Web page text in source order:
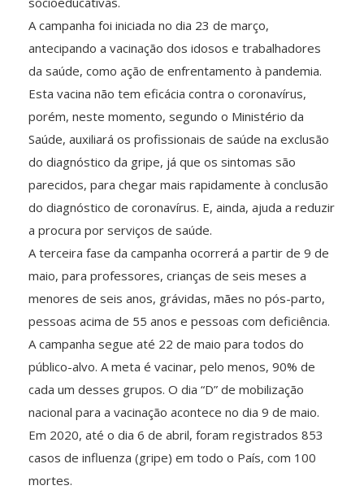
A campanha foi iniciada no dia 23 de março,
antecipando a vacinação dos idosos e trabalhadores
da saúde, como ação de enfrentamento à pandemia.
Esta vacina não tem eficácia contra o coronavírus,
porém, neste momento, segundo o Ministério da
Saúde, auxiliará os profissionais de saúde na exclusão
do diagnóstico da gripe, já que os sintomas são
parecidos, para chegar mais rapidamente à conclusão
do diagnóstico de coronavírus. E, ainda, ajuda a reduzir
a procura por serviços de saúde.
A terceira fase da campanha ocorrerá a partir de 9 de
maio, para professores, crianças de seis meses a
menores de seis anos, grávidas, mães no pós-parto,
pessoas acima de 55 anos e pessoas com deficiência.
A campanha segue até 22 de maio para todos do
público-alvo. A meta é vacinar, pelo menos, 90% de
cada um desses grupos. O dia “D” de mobilização
nacional para a vacinação acontece no dia 9 de maio.
Em 2020, até o dia 6 de abril, foram registrados 853
casos de influenza (gripe) em todo o País, com 100
mortes.